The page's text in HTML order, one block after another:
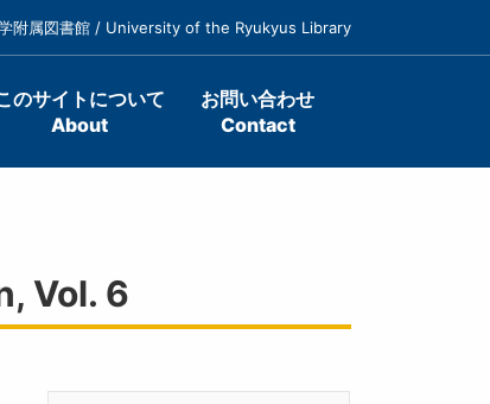
附属図書館 / University of the Ryukyus Library
のサイトについて
About
お問い合わせ
Contact
Vol. 6